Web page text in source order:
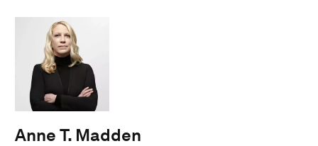
Anne T. Madden